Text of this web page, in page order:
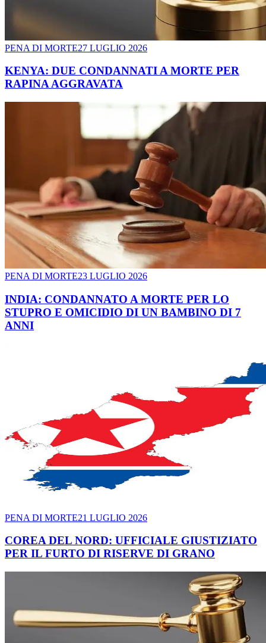
PENA DI MORTE27 LUGLIO 2026
KENYA: DUE CONDANNATI A MORTE PER
RAPINA AGGRAVATA
PENA DI MORTE23 LUGLIO 2026
INDIA: CONDANNATO A MORTE PER LO
STUPRO E OMICIDIO DI UN BAMBINO DI 7
ANNI
PENA DI MORTE21 LUGLIO 2026
COREA DEL NORD: UFFICIALE GIUSTIZIATO
PER IL FURTO DI RISERVE DI GRANO